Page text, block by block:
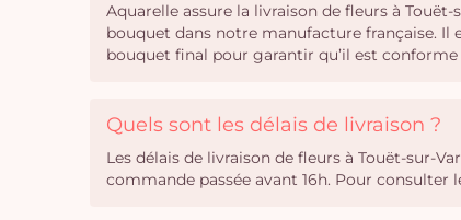
Aquarelle assure la livraison de fleurs à
bouquet dans notre manufacture française. Il
bouquet final pour garantir qu’il est
Quels sont les délais de livraison ?
Les délais de livraison de fleurs à Touët-sur-
commande passée avant 16h. Pour